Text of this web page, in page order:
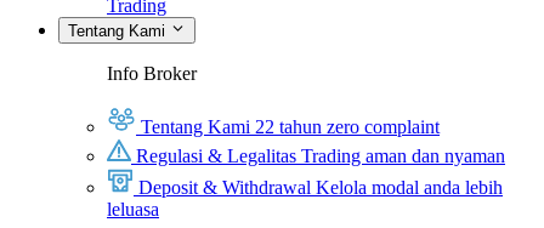
Trading
Tentang Kami
Info Broker
Tentang Kami 22 tahun zero complaint
Regulasi & Legalitas Trading aman dan nyaman
Deposit & Withdrawal Kelola modal anda lebih
leluasa